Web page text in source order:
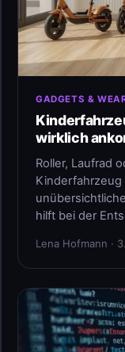
GADGETS &
wirklich
Roller, Laufrad
hilft bei der
Lena Hofmann ·